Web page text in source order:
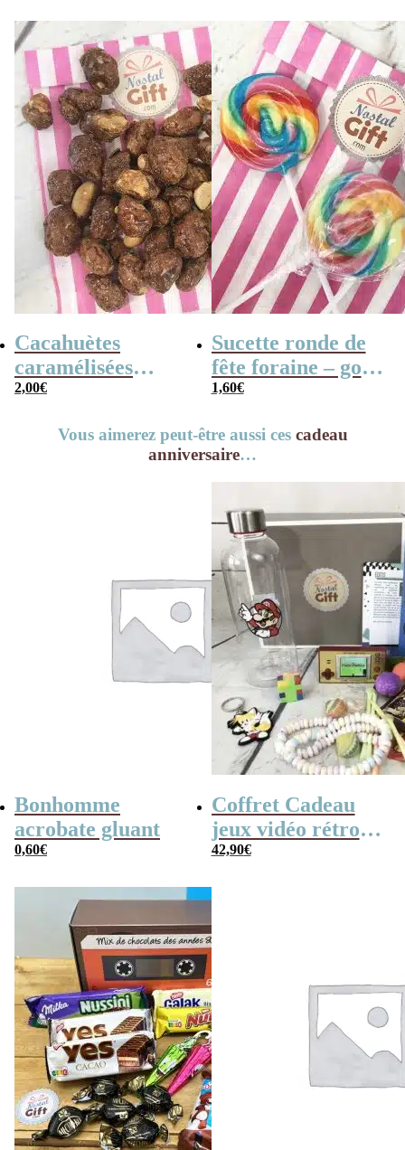
Cacahuètes
caramélisées
(chouchou) – 100g
2,00€
Sucette ronde de
fête foraine – goût
fruit x3 – 14cm
1,60€
Vous aimerez peut-être aussi ces cadeau
anniversaire…
Bonhomme
acrobate gluant
0,60€
Coffret Cadeau
jeux vidéo rétro
(avec sa console de
42,90€